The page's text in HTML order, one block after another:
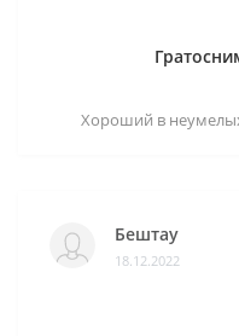
Хороший в
Бештау
18.12.2022